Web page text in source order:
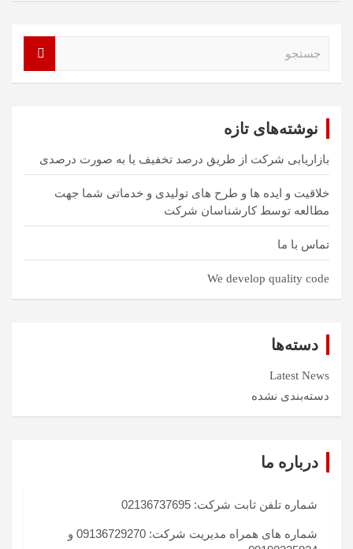
نوشته‌های تازه
بازاریابی شرکت از طریق درصد تخفیف یا به صورت درصدی
خلاقیت و ایده ها و طرح های تولیدی و خدماتی شما جهت
مطالعه توسط کارشناسان شرکت
تماس با ما
We develop quality code
دسته‌ها
Latest News
دسته‌بندی نشده
درباره ما
شماره تلفن ثابت شرکت: 02136737695
شماره های همراه مدیریت شرکت: 09136729270 و